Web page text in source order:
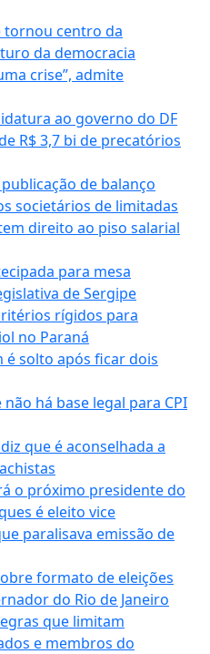
tornou centro da
da democracia
crise”, admite
ao governo do DF
R$ 3,7 bi de precatórios
de balanço
societários de limitadas
direito ao piso salarial
para mesa
de Sergipe
rígidos para
no Paraná
é solto após ficar dois
há base legal para CPI
que é aconselhada a
o próximo presidente do
é eleito vice
paralisava emissão de
formato de eleições
do Rio de Janeiro
que limitam
e membros do